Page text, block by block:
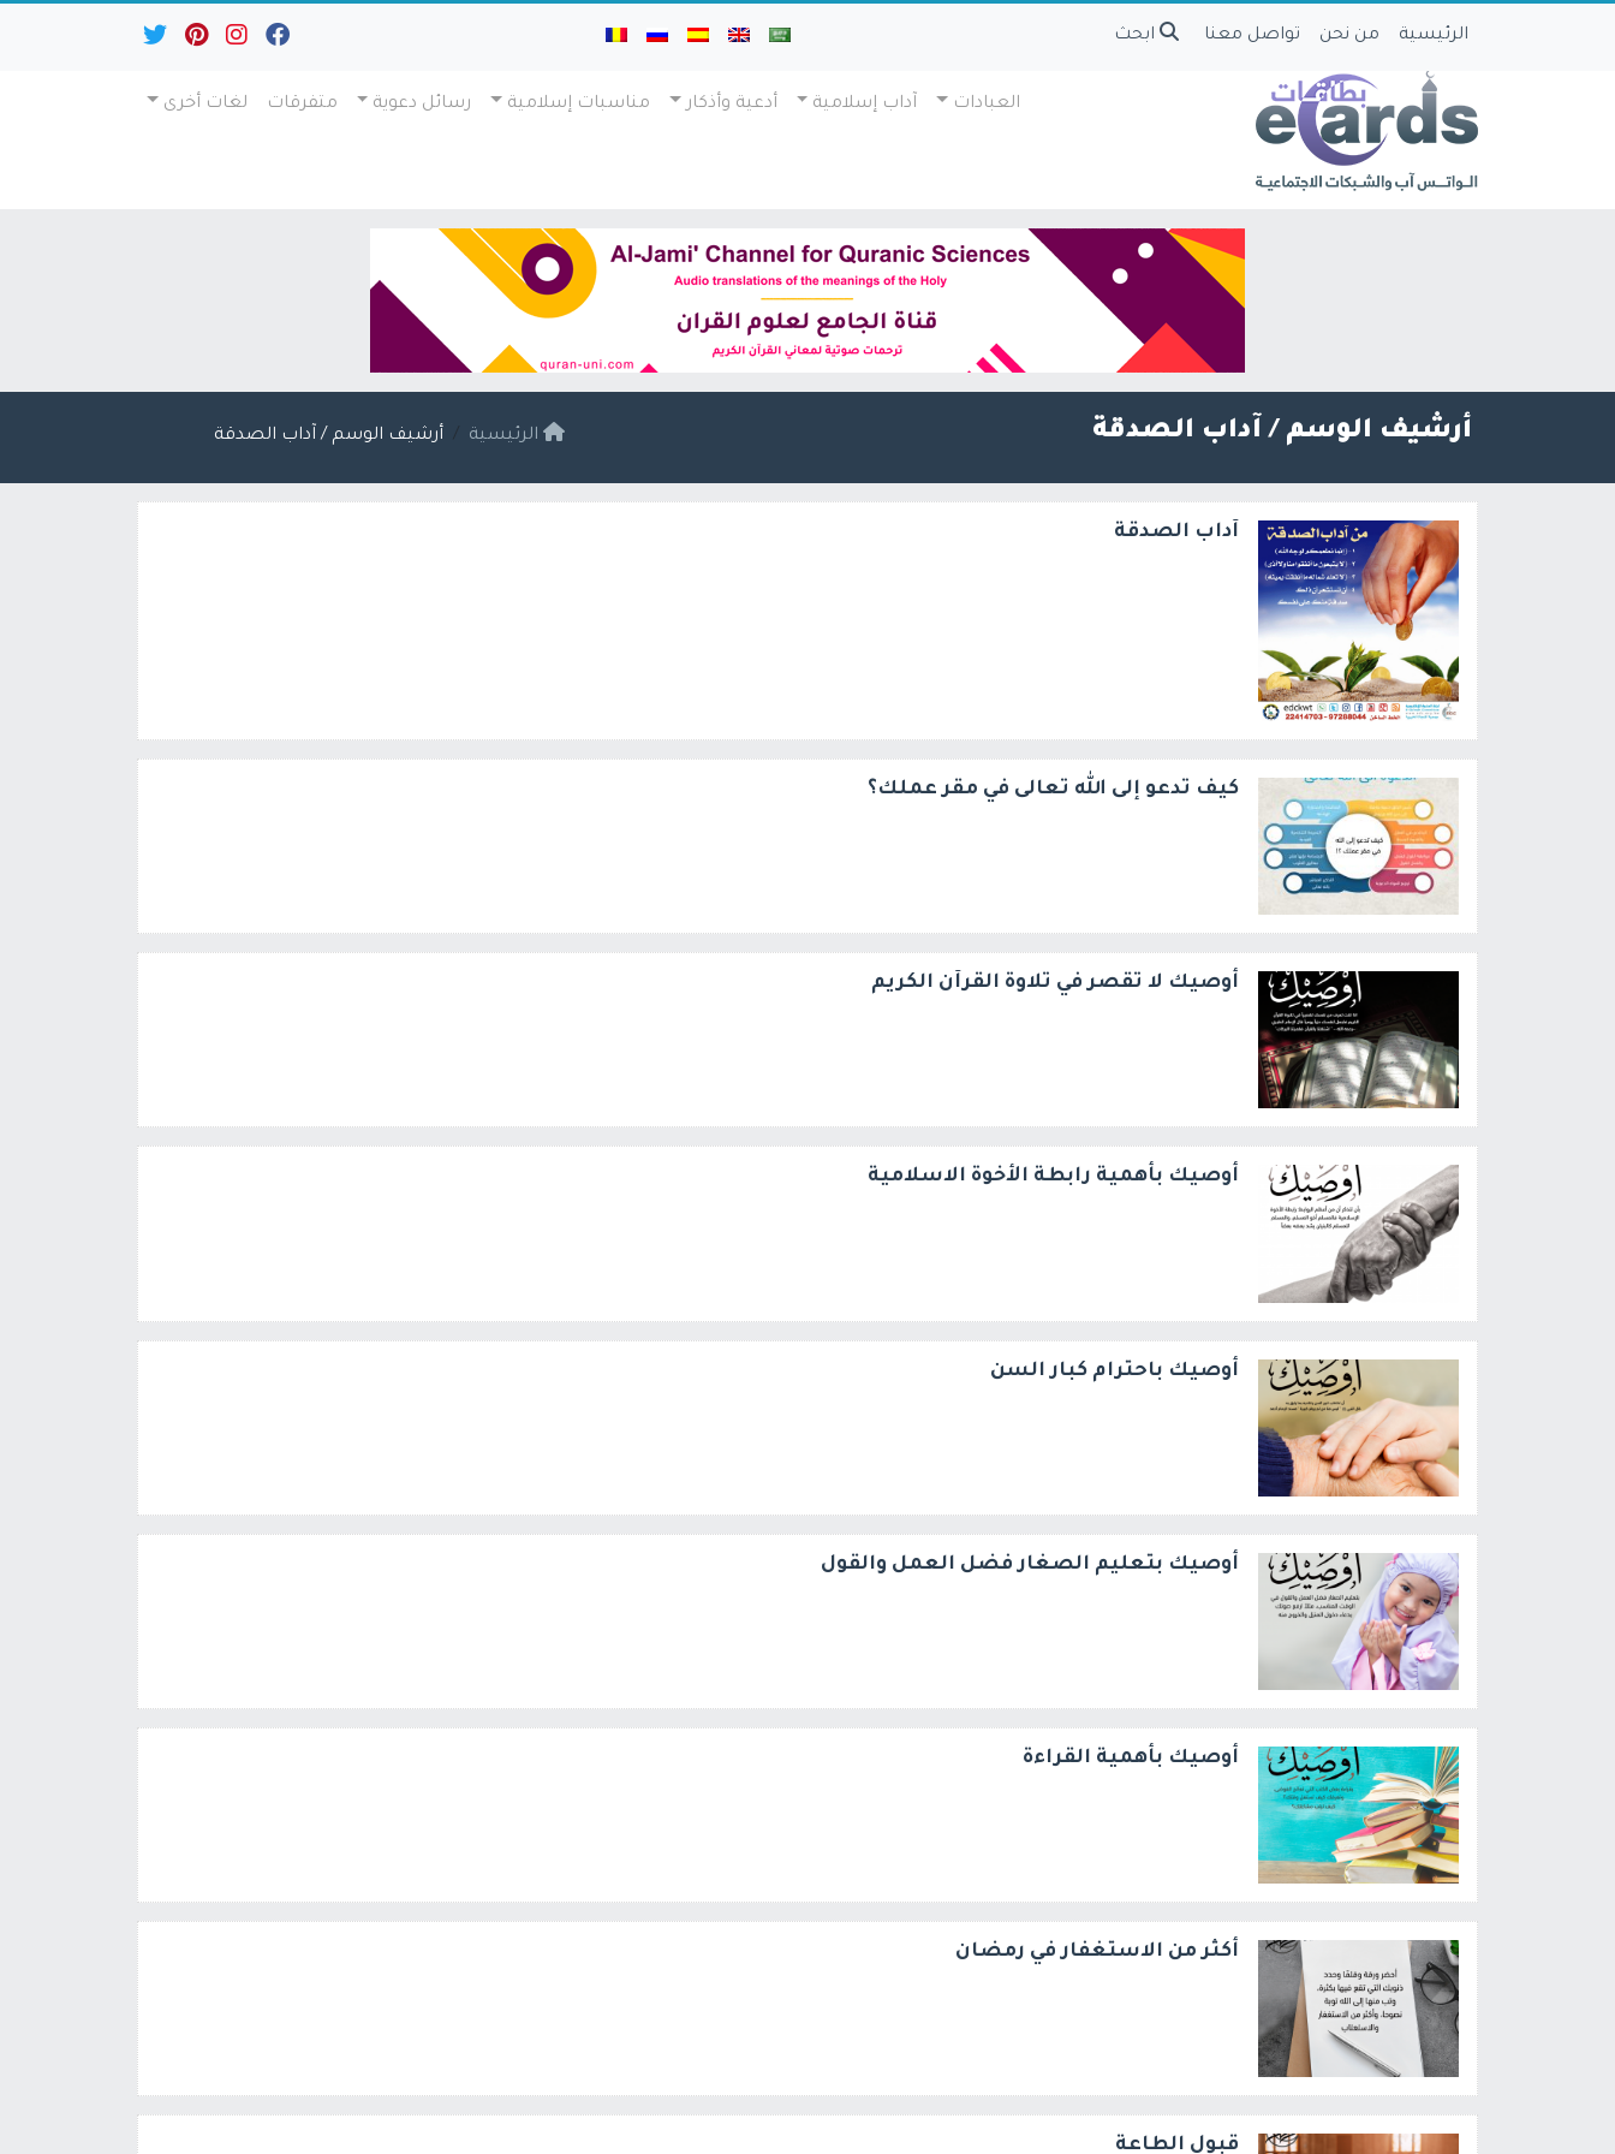
الرئيسية من نحن تواصل معنا ابحث
العبادات آداب إسلامية أدعية وأذكار مناسبات إسلامية رسائل دعوية متفرقات لغات أخرى
أرشيف الوسم / آداب الصدقة الرئيسية أرشيف الوسم / آداب الصدقة
آداب الصدقة
كيف تدعو إلى الله تعالى في مقر عملك؟
أوصيك لا تقصر في تلاوة القرآن الكريم
أوصيك بأهمية رابطة الأخوة الاسلامية
أوصيك باحترام كبار السن
أوصيك بتعليم الصغار فضل العمل والقول
أوصيك بأهمية القراءة
أكثر من الاستغفار في رمضان
قبول الطاعة